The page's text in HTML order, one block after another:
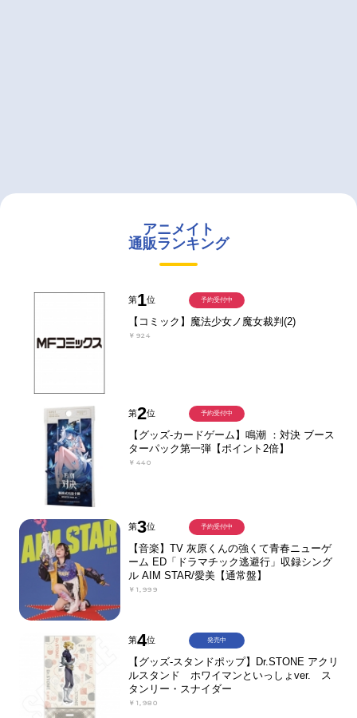
アニメイト
通販ランキング
第1位
【コミック】魔法少女ノ魔女裁判(2)
￥924
予約受付中
第2位
【グッズ-カードゲーム】鳴潮 ：対決 ブース
ターパック第一弾【ポイント2倍】
￥440
予約受付中
第3位
【音楽】TV 灰原くんの強くて青春ニューゲ
ーム ED「ドラマチック逃避行」収録シング
ル AIM STAR/愛美【通常盤】
￥1,999
予約受付中
第4位
【グッズ-スタンドポップ】Dr.STONE アクリ
ルスタンド ホワイマンといっしょver. ス
タンリー・スナイダー
￥1,980
発売中